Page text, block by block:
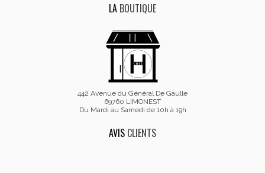
LA BOUTIQUE
442 Avenue du Général De Gaulle
69760 LIMONEST
Du Mardi au Samedi de 10h à 19h
AVIS CLIENTS